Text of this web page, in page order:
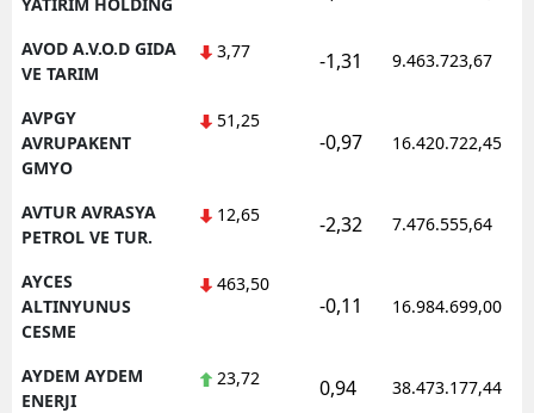
AVOD A.V.O.D GIDA
VE TARIM
3,77 -1,31 9.463.723,67
AVPGY
AVRUPAKENT
GMYO
51,25
-0,97 16.420.722,45
AVTUR AVRASYA
PETROL VE TUR.
12,65 -2,32 7.476.555,64
AYCES
ALTINYUNUS
CESME
463,50
-0,11 16.984.699,00
AYDEM AYDEM
ENERJI
23,72 0,94 38.473.177,44